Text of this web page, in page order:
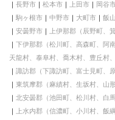
長野市 松本市 上田市 岡谷市
駒ヶ根市
中野市 大町市 飯
安曇野市
上伊那郡（辰野町、
下伊那郡（松川町、高森町、阿
天龍村、泰阜村、喬木村、豊丘村、
諏訪郡（下諏訪町、富士見町、原
東筑摩郡（麻績村、生坂村、山
北安曇郡（池田町、松川村、白
上水内郡（信濃町、小川村、飯綱